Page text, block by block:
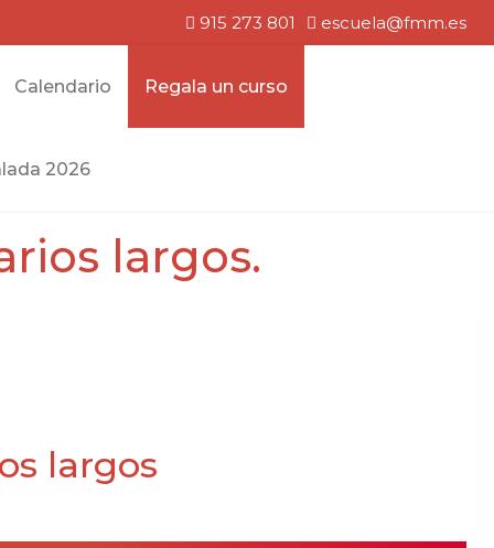
915 273 801 escuela@fmm.es
Calendario Regala un curso
2026
largos.
largos